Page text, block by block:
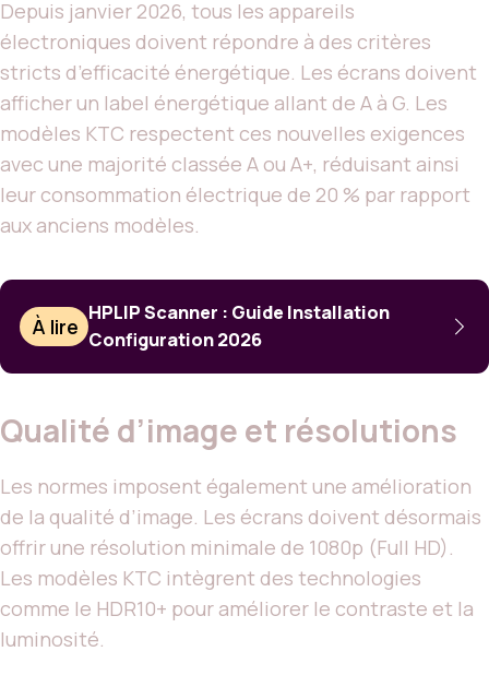
Depuis janvier 2026, tous les appareils
électroniques doivent répondre à des critères
stricts d’efficacité énergétique. Les écrans doivent
afficher un label énergétique allant de A à G. Les
modèles KTC respectent ces nouvelles exigences
avec une majorité classée A ou A+, réduisant ainsi
leur consommation électrique de 20 % par rapport
aux anciens modèles.
À lire
HPLIP Scanner : Guide Installation
Configuration 2026
Qualité d’image et résolutions
Les normes imposent également une amélioration
de la qualité d’image. Les écrans doivent désormais
offrir une résolution minimale de 1080p (Full HD).
Les modèles KTC intègrent des technologies
comme le HDR10+ pour améliorer le contraste et la
luminosité.